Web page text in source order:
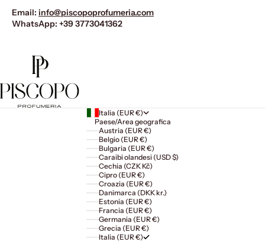
Email: info@piscopoprofumeria.com
WhatsApp: +39 3773041362
Italia (EUR €)
Paese/Area geografica
Austria (EUR €)
Belgio (EUR €)
Bulgaria (EUR €)
Caraibi olandesi (USD $)
Cechia (CZK Kč)
Cipro (EUR €)
Croazia (EUR €)
Danimarca (DKK kr.)
Estonia (EUR €)
Francia (EUR €)
Germania (EUR €)
Grecia (EUR €)
Italia (EUR €)